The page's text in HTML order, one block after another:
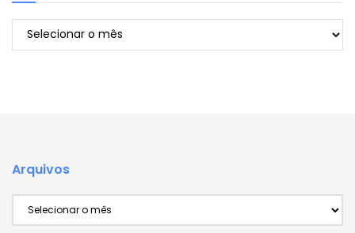
Arquivos
Arquivos